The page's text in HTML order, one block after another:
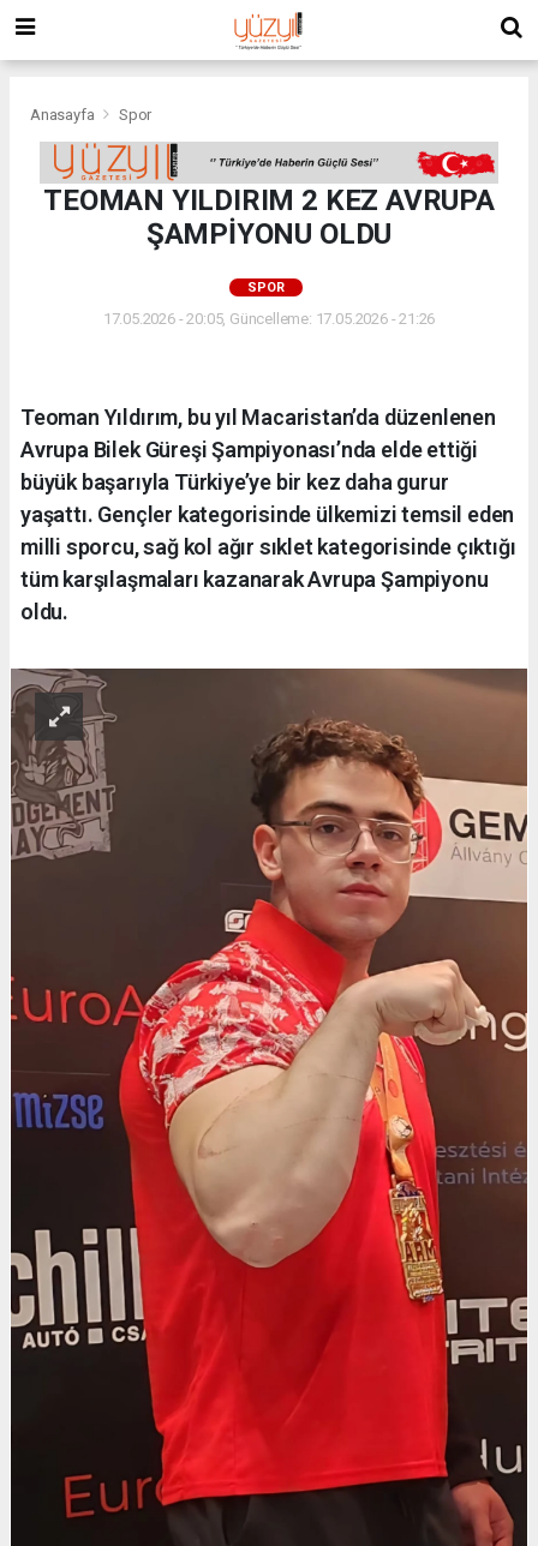
Anasayfa Spor
TEOMAN YILDIRIM 2 KEZ AVRUPA
ŞAMPİYONU OLDU
SPOR
17.05.2026 - 20:05, Güncelleme: 17.05.2026 - 21:26
Teoman Yıldırım, bu yıl Macaristan’da düzenlenen
Avrupa Bilek Güreşi Şampiyonası’nda elde ettiği
büyük başarıyla Türkiye’ye bir kez daha gurur
yaşattı. Gençler kategorisinde ülkemizi temsil eden
milli sporcu, sağ kol ağır sıklet kategorisinde çıktığı
tüm karşılaşmaları kazanarak Avrupa Şampiyonu
oldu.